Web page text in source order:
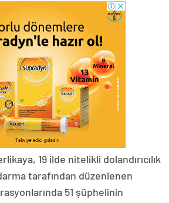
19 ilde nitelikli dolandırıcılık
tarafından düzenlenen
51 şüphelinin